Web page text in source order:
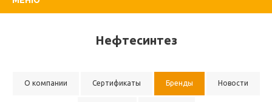
Нефтесинтез
О компании Сертификаты Бренды Новости